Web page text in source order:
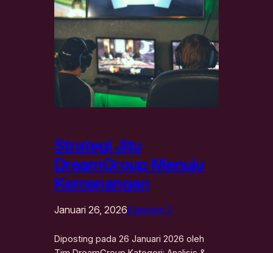
Strategi Jitu
DreamGroup Menuju
Kemenangan
Januari 26, 2026Kategori 2
Diposting pada 26 Januari 2026 oleh